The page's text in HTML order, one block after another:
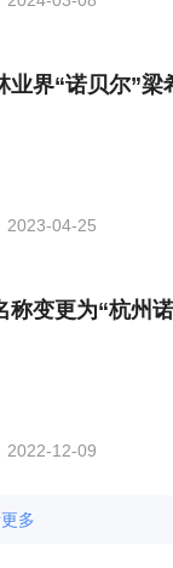
业界“诺贝尔”
2023-04-25
称变更为“杭州
2022-12-09
多